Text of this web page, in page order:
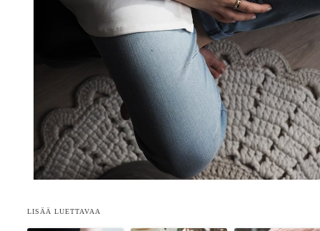
LISÄÄ LUETTAVAA